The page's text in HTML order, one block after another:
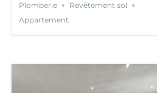
Plomberie
Revêtement sol
Appartement